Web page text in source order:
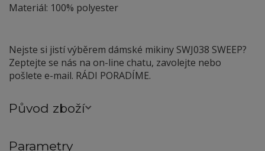
Materiál: 100% polyester
Nejste si jistí výběrem dámské mikiny SWJ038 SWEEP?
Zeptejte se nás na on-line chatu, zavolejte nebo
pošlete e-mail. RÁDI PORADÍME.
Původ zboží
Parametry